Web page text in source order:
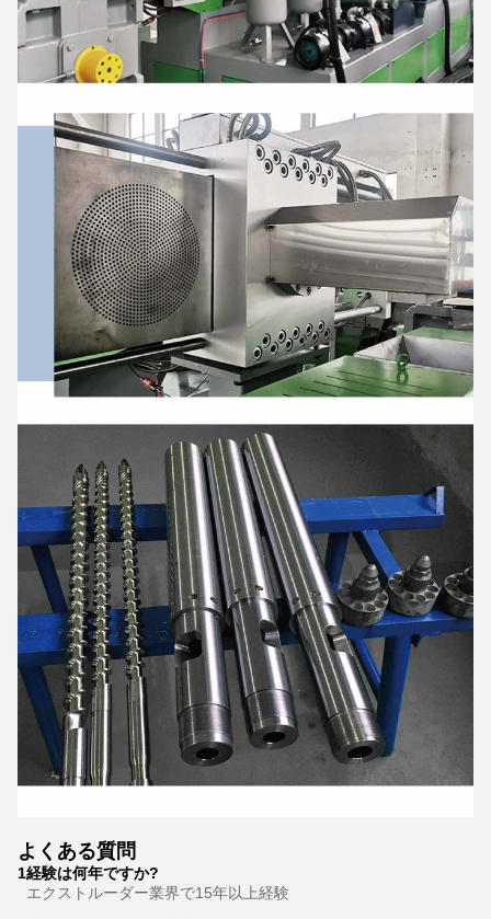
よくある質問
1経験は何年ですか?
エクストルーダー業界で15年以上経験